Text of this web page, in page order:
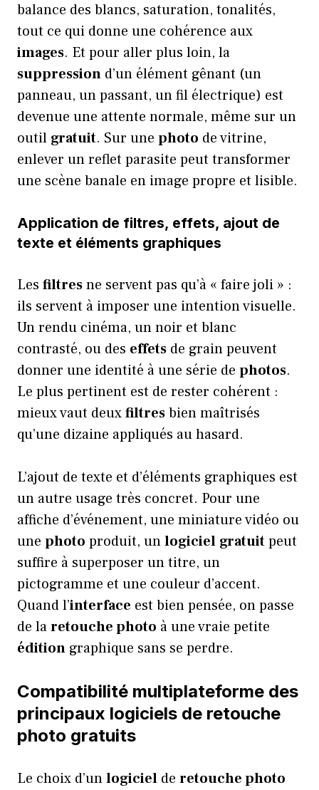
balance des blancs, saturation, tonalités,
tout ce qui donne une cohérence aux
images. Et pour aller plus loin, la
suppression d’un élément gênant (un
panneau, un passant, un fil électrique) est
devenue une attente normale, même sur un
outil gratuit. Sur une photo de vitrine,
enlever un reflet parasite peut transformer
une scène banale en image propre et lisible.
Application de filtres, effets, ajout de
texte et éléments graphiques
Les filtresne servent pas qu’à « faire joli » :
ils servent à imposer une intention visuelle.
Un rendu cinéma, un noir et blanc
contrasté, ou des effets de grain peuvent
donner une identité à une série de photos.
Le plus pertinent est de rester cohérent :
mieux vaut deuxfiltresbien maîtrisés
qu’une dizaine appliqués au hasard.
L’ajout de texte et d’éléments graphiques est
un autre usage très concret. Pour une
affiche d’événement, une miniature vidéo ou
une photo produit, unlogiciel gratuitpeut
suffire à superposer un titre, un
pictogramme et une couleur d’accent.
Quand l’interface est bien pensée, on passe
de laretouche photo à une vraie petite
édition graphique sans se perdre.
Compatibilité multiplateforme des
principaux logiciels de retouche
photo gratuits
Le choix d’unlogiciel de retouche photo